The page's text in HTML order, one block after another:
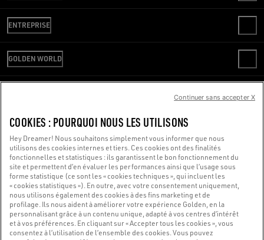
FAQ
VÉRIFIER VOTRE COMMANDE
LIVRAISON
RETOURS
PAIEMENT
ENTREPRISE
CODE ÉTHIQUE
DURABILITÉ
GOLDEN WORLD
SERVICE REPAIR
CONDITIONS D’UTILISATION
POLITIQUE DE CONFIDENTIALITÉ
COOKIES
PARAMÈTRES DES COOKIES
Vous utilisez un lecteur d’écran et vous rencontrez des difficultés ?
Contactez-nous
Made with ❤ in Venice.
Golden Goose S.p.A. ©2026 - Tous droits réservés.Plus d'infos
COOKIES : POURQUOI NOUS LES UTILISONS
Hey Dreamer! Nous souhaitons simplement vous informer que nous
utilisons des cookies internes et tiers. Ces cookies ont des finalités
fonctionnelles et statistiques : ils garantissent le bon fonctionnement du
site et permettent d’en évaluer les performances ainsi que l’usage sous
forme statistique (ce sont les « cookies techniques », qui incluent les
« cookies statistiques »). En outre, avec votre consentement uniquement,
nous utilisons également des cookies à des fins marketing et de
profilage. Ils nous aident à améliorer votre expérience Golden, en la
personnalisant grâce à un contenu unique, adapté à vos centres d’intérêt
et à vos préférences. En cliquant sur « Accepter tous les cookies », vous
consentez à l’utilisation de l’ensemble des cookies. Vous pouvez
Continuer sans accepter X